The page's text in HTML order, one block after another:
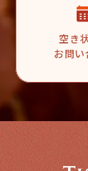
空き
お問い